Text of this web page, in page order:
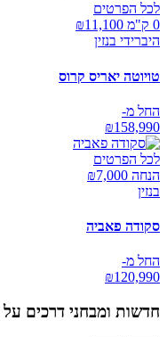
לכל הפרטים
0 ק"מ ₪
11,100
היברידי בנזין
טויוטה יאריס קרוס
החל מ-
₪158,990
לכל הפרטים
הנחה ₪ 7,000
בנזין
סקודה פאביה
החל מ-
₪120,990
חדשות ומבחני דרכים על